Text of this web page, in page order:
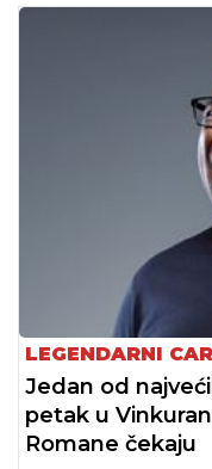
LEGENDARNI
Jedan od
petak u
Romane čekaju